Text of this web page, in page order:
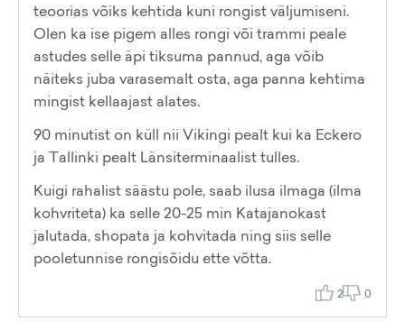
teoorias võiks kehtida kuni rongist väljumiseni.
Olen ka ise pigem alles rongi või trammi peale
astudes selle äpi tiksuma pannud, aga võib
näiteks juba varasemalt osta, aga panna kehtima
mingist kellaajast alates.
90 minutist on küll nii Vikingi pealt kui ka Eckero
ja Tallinki pealt Länsiterminaalist tulles.
Kuigi rahalist säästu pole, saab ilusa ilmaga (ilma
kohvriteta) ka selle 20-25 min Katajanokast
jalutada, shopata ja kohvitada ning siis selle
pooletunnise rongisõidu ette võtta.
2 0